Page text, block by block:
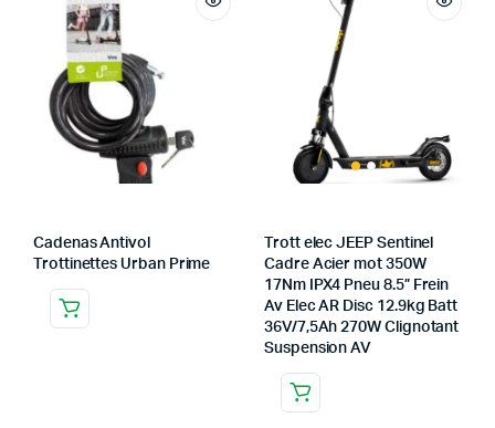
Cadenas Antivol
Trottinettes Urban Prime
Trott elec JEEP Sentinel
Cadre Acier mot 350W
17Nm IPX4 Pneu 8.5” Frein
Av Elec AR Disc 12.9kg Batt
36V/7,5Ah 270W Clignotant
Suspension AV